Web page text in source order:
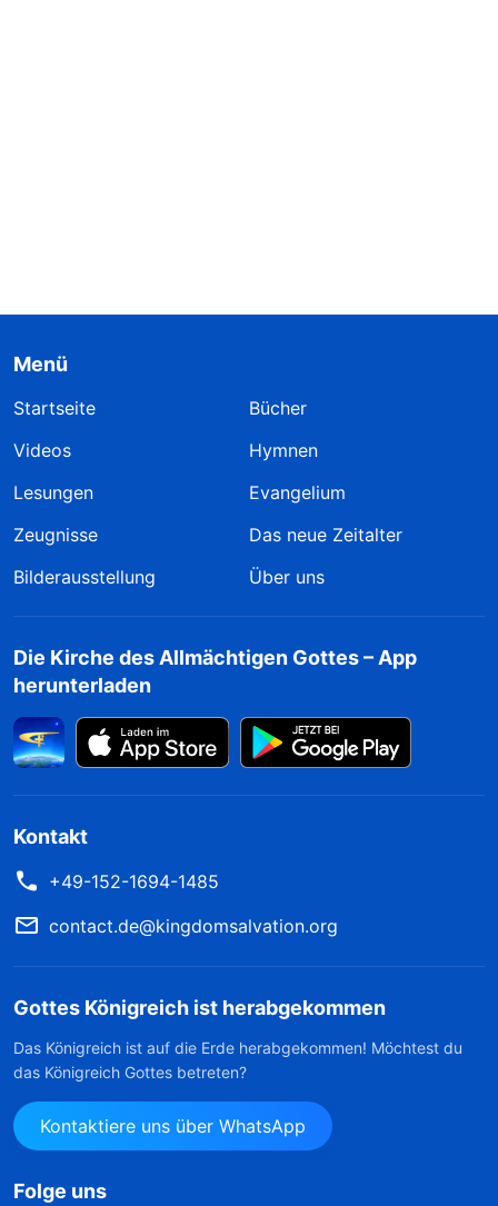
Menü
Startseite
Bücher
Videos
Hymnen
Lesungen
Evangelium
Zeugnisse
Das neue Zeitalter
Bilderausstellung
Über uns
Die Kirche des Allmächtigen Gottes – App
herunterladen
Kontakt
+49-152-1694-1485
contact.de@kingdomsalvation.org
Gottes Königreich ist herabgekommen
Das Königreich ist auf die Erde herabgekommen! Möchtest du
das Königreich Gottes betreten?
Kontaktiere uns über WhatsApp
Folge uns